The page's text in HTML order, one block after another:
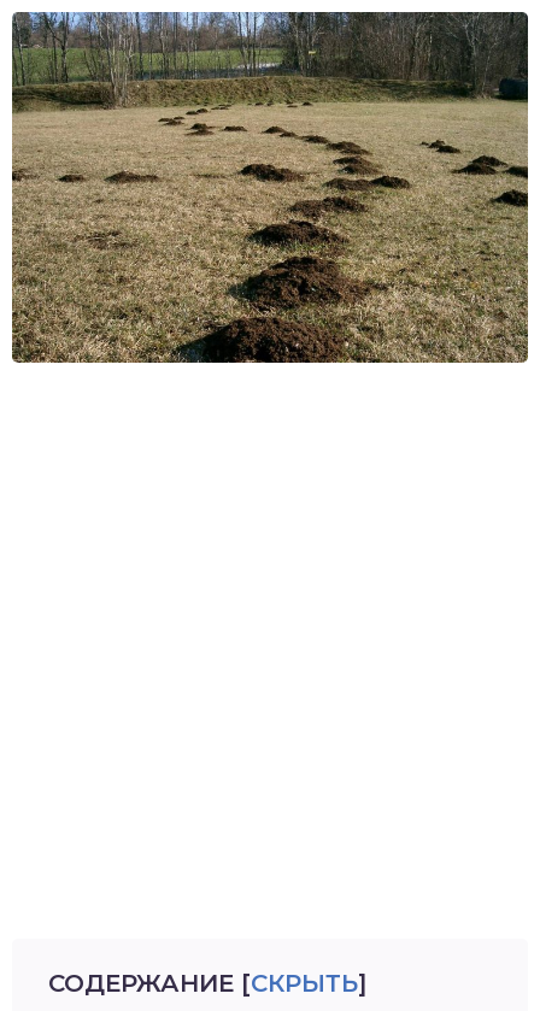
СОДЕРЖАНИЕ [СКРЫТЬ]